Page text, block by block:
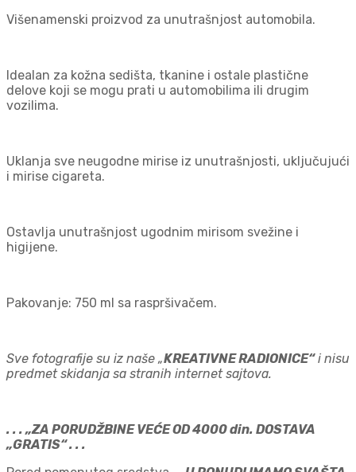
Višenamenski proizvod za unutrašnjost automobila.
Idealan za kožna sedišta, tkanine i ostale plastične
delove koji se mogu prati u automobilima ili drugim
vozilima.
Uklanja sve neugodne mirise iz unutrašnjosti, uključujući
i mirise cigareta.
Ostavlja unutrašnjost ugodnim mirisom svežine i
higijene.
Pakovanje: 750 ml sa raspršivačem.
Sve fotografije su iz naše „KREATIVNE RADIONICE“i nisu
predmet skidanja sa stranih internet sajtova.
. . . „ZA PORUDŽBINE VEĆE OD 4000 din. DOSTAVA
„GRATIS“ . . .